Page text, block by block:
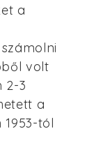
a
volt
2-3
a
tól